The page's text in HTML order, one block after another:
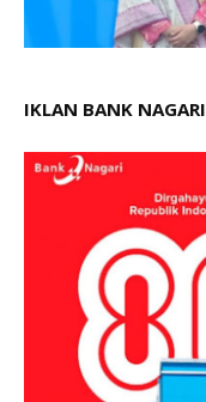
IKLAN BANK NAGARI